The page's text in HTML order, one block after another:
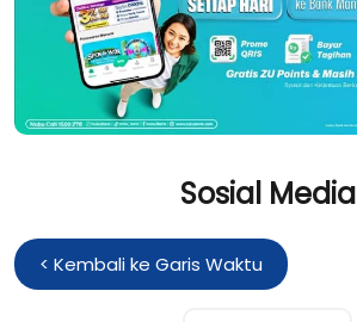
Sosial Media
< Kembali ke Garis Waktu